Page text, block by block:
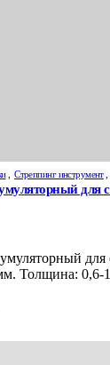
, Стреппинг инструмент,
для
для
Толщина: 0,6-